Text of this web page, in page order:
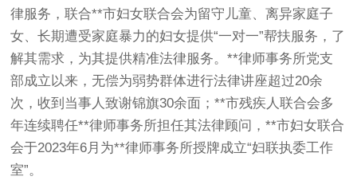
律服务，联合**市妇女联合会为留守儿童、离异家庭子
女、长期遭受家庭暴力的妇女提供“一对一”帮扶服务，了
解其需求，为其提供精准法律服务。**律师事务所党支
部成立以来，无偿为弱势群体进行法律讲座超过20余
次，收到当事人致谢锦旗30余面；**市残疾人联合会多
年连续聘任**律师事务所担任其法律顾问，**市妇女联合
会于2023年6月为**律师事务所授牌成立“妇联执委工作
室”。